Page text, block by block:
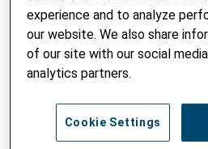
RECHERCHER DANS LE BLOG
Saisir un mot-clé
experience and to analyze
our website. We also share
of our site with our social
analytics partners.
Cookie Settings